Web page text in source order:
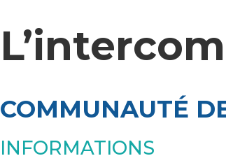
COMMUNAUTÉ
INFORMATIONS